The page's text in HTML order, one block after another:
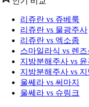
리쥬란 vs 쥬베룩
리쥬란 vs 물광주사
리쥬란 vs 엑소좀
스마일라식 vs 렌
지방분해주사 vs
지방분해주사 vs
울쎄라 vs 써마지
울쎄라 vs 슈링크